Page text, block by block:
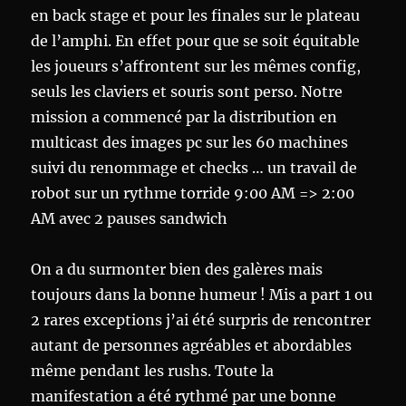
en back stage et pour les finales sur le plateau
de l’amphi. En effet pour que se soit équitable
les joueurs s’affrontent sur les mêmes config,
seuls les claviers et souris sont perso. Notre
mission a commencé par la distribution en
multicast des images pc sur les 60 machines
suivi du renommage et checks … un travail de
robot sur un rythme torride 9:00 AM => 2:00
AM avec 2 pauses sandwich
On a du surmonter bien des galères mais
toujours dans la bonne humeur ! Mis a part 1 ou
2 rares exceptions j’ai été surpris de rencontrer
autant de personnes agréables et abordables
même pendant les rushs. Toute la
manifestation a été rythmé par une bonne